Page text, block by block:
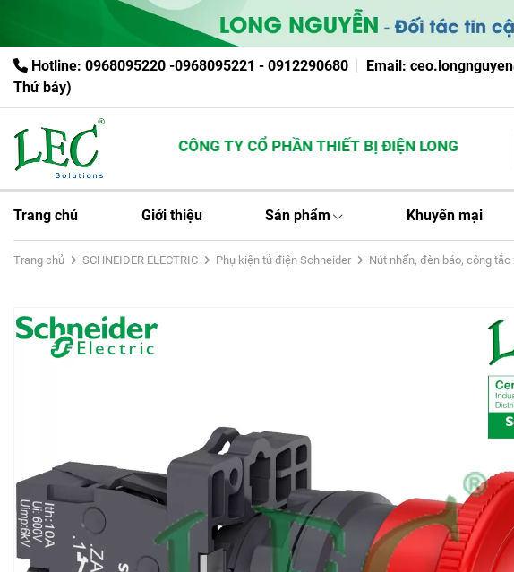
Hotline: 0968095220 -0968095221 - 0912290680 Email:
Thứ bảy)
CÔNG TY CỔ PHẦN THIẾT BỊ ĐIỆN LONG NGUYỄN
Trang chủ Giới thiệu Sản phẩm Khuyến mại
Trang chủ SCHNEIDER ELECTRIC Phụ kiện tủ điện Schneider Nút nhấn, đèn báo, công tắc